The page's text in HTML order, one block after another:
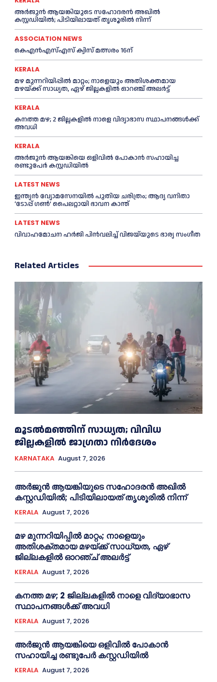
അര്‍ജുന്‍ ആയങ്കിയുടെ സഹോദരന്‍ അഖില്‍
കസ്റ്റഡിയില്‍; പിടിയിലായത് തൃശൂരില്‍ നിന്ന്
ASSOCIATION NEWS
കെഎൻഎസ്എസ് ക്വിസ് മത്സരം 16ന്
KERALA
മഴ മുന്നറിയിപ്പിൽ മാറ്റം; നാളെയും അതിശക്തമായ
മഴയ്ക്ക് സാധ്യത, ഏഴ് ജില്ലകളിൽ ഓറഞ്ച് അലർട്ട്
KERALA
കനത്ത മഴ; 2 ജില്ലകളില്‍ നാളെ വിദ്യാഭാസ സ്ഥാപനങ്ങള്‍ക്ക്
അവധി
KERALA
അര്‍ജുന്‍ ആയങ്കിയെ ഒളിവില്‍ പോകാന്‍ സഹായിച്ച
രണ്ടുപേര്‍ കസ്റ്റഡിയില്‍
LATEST NEWS
ഇന്ത്യൻ വ്യോമസേനയില്‍ പുതിയ ചരിത്രം; ആദ്യ വനിതാ
‘ടോപ്പ് ഗണ്‍’ പൈലറ്റായി ഭാവന കാന്ത്
LATEST NEWS
വിവാഹമോചന ഹര്‍ജി പിൻവലിച്ച്‌ വിജയ്‌യുടെ ഭാര്യ സംഗീത
Related Articles
മൂടൽമഞ്ഞിന് സാധ്യത; വിവിധ
ജില്ലകളിൽ ജാഗ്രതാ നിർദേശം
KARNATAKA August 7, 2026
അര്‍ജുന്‍ ആയങ്കിയുടെ സഹോദരന്‍ അഖില്‍
കസ്റ്റഡിയില്‍; പിടിയിലായത് തൃശൂരില്‍ നിന്ന്
KERALA August 7, 2026
മഴ മുന്നറിയിപ്പിൽ മാറ്റം; നാളെയും
അതിശക്തമായ മഴയ്ക്ക് സാധ്യത, ഏഴ്
ജില്ലകളിൽ ഓറഞ്ച് അലർട്ട്
KERALA August 7, 2026
കനത്ത മഴ; 2 ജില്ലകളില്‍ നാളെ വിദ്യാഭാസ
സ്ഥാപനങ്ങള്‍ക്ക് അവധി
KERALA August 7, 2026
അര്‍ജുന്‍ ആയങ്കിയെ ഒളിവില്‍ പോകാന്‍
സഹായിച്ച രണ്ടുപേര്‍ കസ്റ്റഡിയില്‍
KERALA August 7, 2026